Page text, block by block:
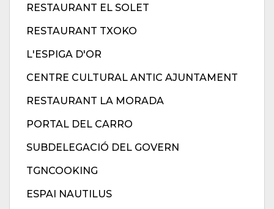
RESTAURANT EL SOLET
RESTAURANT TXOKO
L'ESPIGA D'OR
CENTRE CULTURAL ANTIC AJUNTAMENT
RESTAURANT LA MORADA
PORTAL DEL CARRO
SUBDELEGACIÓ DEL GOVERN
TGNCOOKING
ESPAI NAUTILUS